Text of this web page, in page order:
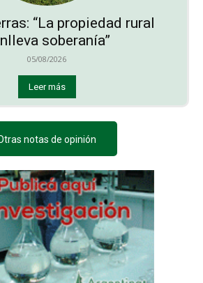
“La propiedad rural
soberanía”
05/08/2026
Leer más
notas de opinión